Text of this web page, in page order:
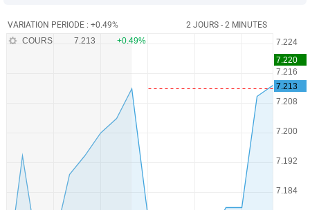
VARIATION PERIODE : +0.49% 2 JOURS - 2 MINUTES
COURS 7.213 +0.49%